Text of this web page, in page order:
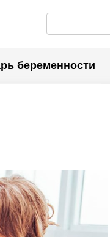
беременности